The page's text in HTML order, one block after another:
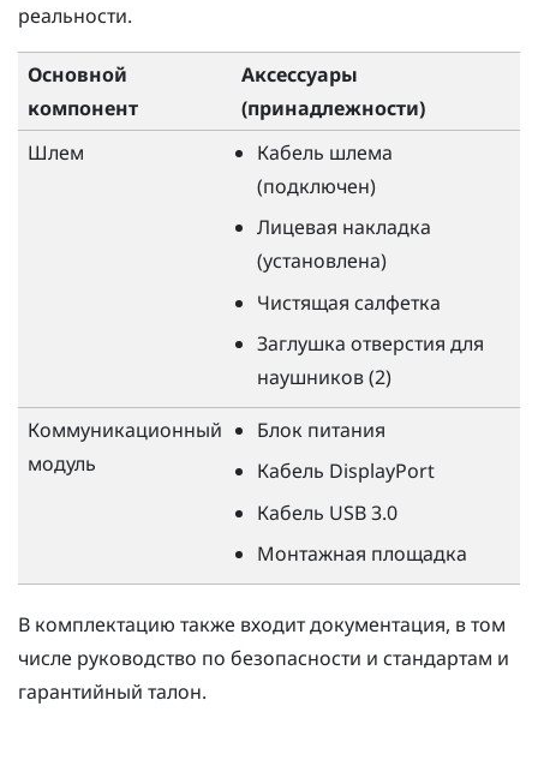
реальности.
Основной
компонент
Аксессуары
(принадлежности)
Шлем
Кабель шлема
(подключен)
Лицевая накладка
(установлена)
Чистящая салфетка
Заглушка отверстия для
наушников (2)
Коммуникационный
модуль
Блок питания
Кабель DisplayPort
Кабель USB 3.0
Монтажная площадка
В комплектацию также входит документация, в том
числе руководство по безопасности и стандартам и
гарантийный талон.